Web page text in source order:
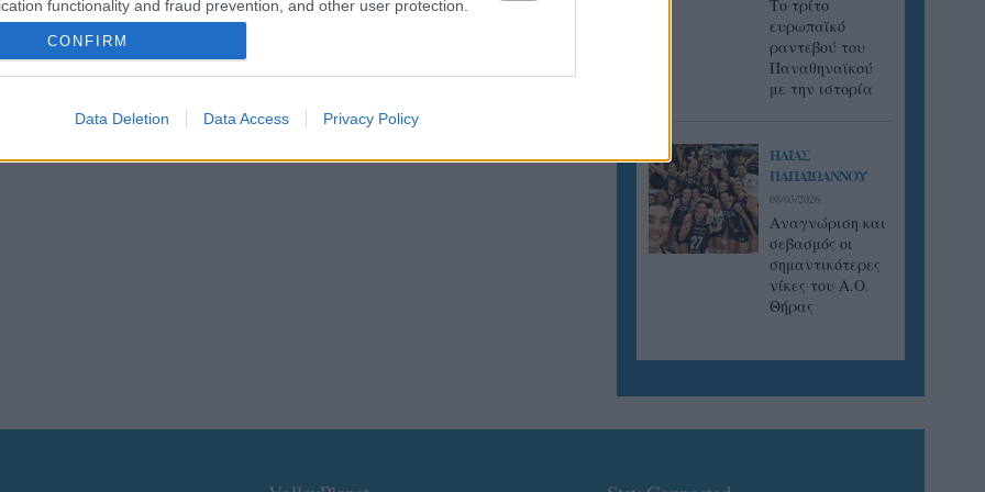
functionality and fraud prevention, and other user protection.
CONFIRM
Data Deletion Data Access Privacy Policy
Tο τρίτο
ευρωπαϊκό
ραντεβού του
Παναθηναϊκού
με την ιστορία
ΗΛΙΑΣ
ΠΑΠΑΪΩΑΝΝΟΥ
08/03/2026
Αναγνώριση και
σεβασμός οι
σημαντικότερες
νίκες του Α.Ο.
Θήρας